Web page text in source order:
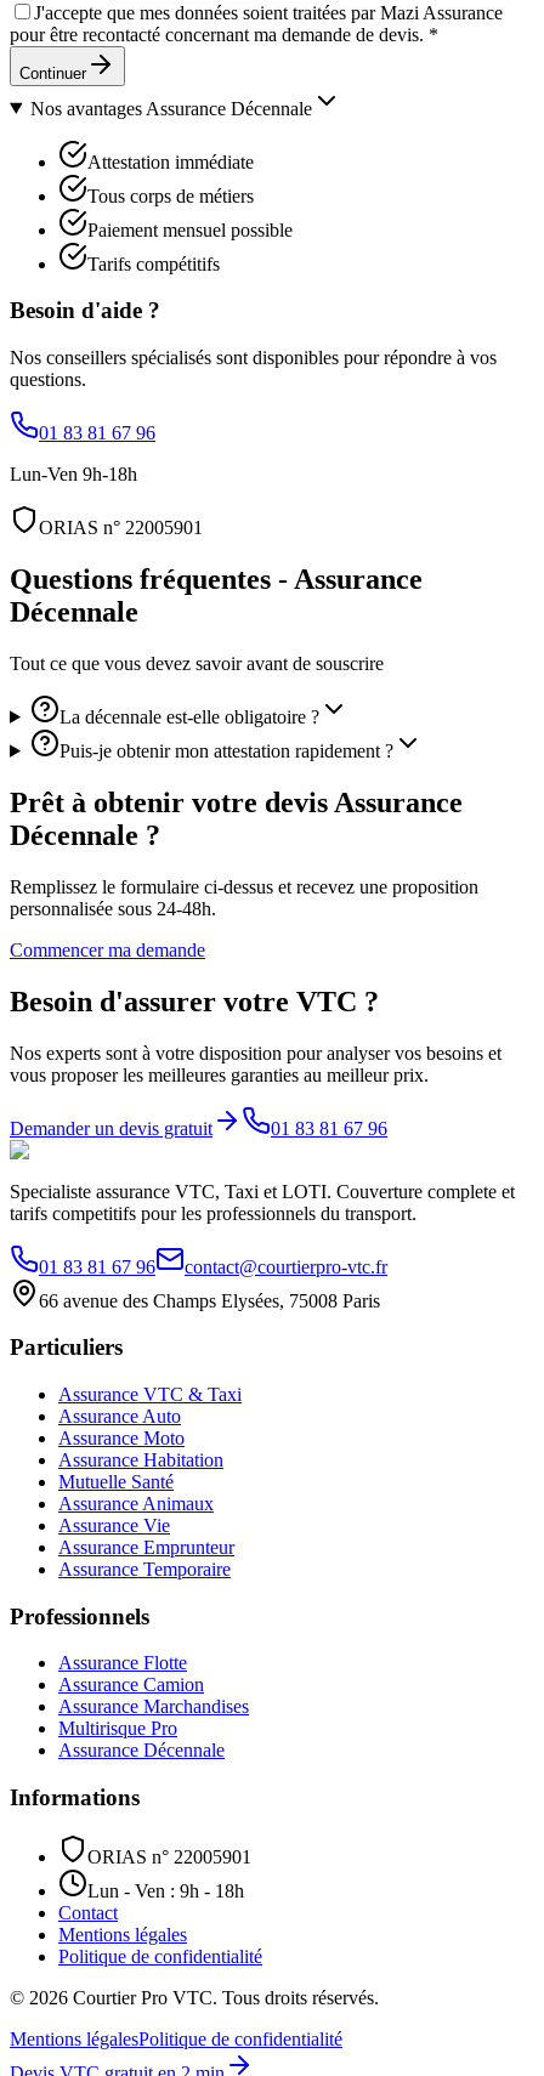
J'accepte que mes données soient traitées par Mazi Assurance
pour être recontacté concernant ma demande de devis. *
Continuer
Nos avantages Assurance Décennale
Attestation immédiate
Tous corps de métiers
Paiement mensuel possible
Tarifs compétitifs
Besoin d'aide ?
Nos conseillers spécialisés sont disponibles pour répondre à vos
questions.
01 83 81 67 96
Lun-Ven 9h-18h
ORIAS n° 22005901
Questions fréquentes - Assurance
Décennale
Tout ce que vous devez savoir avant de souscrire
La décennale est-elle obligatoire ?
Puis-je obtenir mon attestation rapidement ?
Prêt à obtenir votre devis Assurance
Décennale ?
Remplissez le formulaire ci-dessus et recevez une proposition
personnalisée sous 24-48h.
Commencer ma demande
Besoin d'assurer votre VTC ?
Nos experts sont à votre disposition pour analyser vos besoins et
vous proposer les meilleures garanties au meilleur prix.
Demander un devis gratuit 01 83 81 67 96
Specialiste assurance VTC, Taxi et LOTI. Couverture complete et
tarifs competitifs pour les professionnels du transport.
01 83 81 67 96
contact@courtierpro-vtc.fr
66 avenue des Champs Elysées, 75008 Paris
Particuliers
Assurance VTC & Taxi
Assurance Auto
Assurance Moto
Assurance Habitation
Mutuelle Santé
Assurance Animaux
Assurance Vie
Assurance Emprunteur
Assurance Temporaire
Professionnels
Assurance Flotte
Assurance Camion
Assurance Marchandises
Multirisque Pro
Assurance Décennale
Informations
ORIAS n° 22005901
Lun - Ven : 9h - 18h
Contact
Mentions légales
Politique de confidentialité
© 2026 Courtier Pro VTC. Tous droits réservés.
Mentions légalesPolitique de confidentialité